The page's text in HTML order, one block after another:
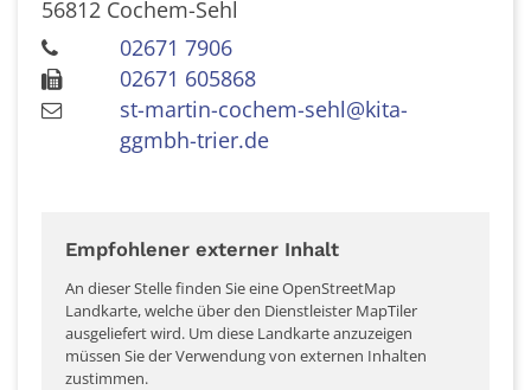
56812 Cochem-Sehl
02671 7906
02671 605868
st-martin-cochem-sehl@kita-
ggmbh-trier.de
Empfohlener externer Inhalt
An dieser Stelle finden Sie eine OpenStreetMap
Landkarte, welche über den Dienstleister MapTiler
ausgeliefert wird. Um diese Landkarte anzuzeigen
müssen Sie der Verwendung von externen Inhalten
zustimmen.